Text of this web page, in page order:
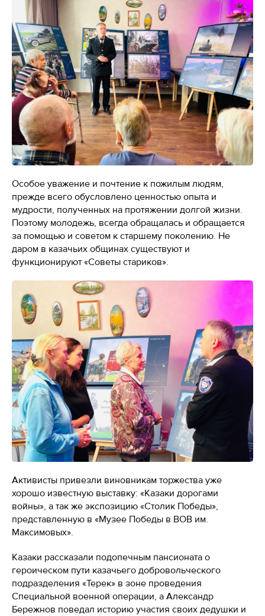
Особое уважение и почтение к пожилым людям,
прежде всего обусловлено ценностью опыта и
мудрости, полученных на протяжении долгой жизни.
Поэтому молодежь, всегда обращалась и обращается
за помощью и советом к старшему поколению. Не
даром в казачьих общинах существуют и
функционируют «Советы стариков».
Активисты привезли виновникам торжества уже
хорошо известную выставку: «Казаки дорогами
войны», а так же экспозицию «Столик Победы»,
представленную в «Музее Победы в ВОВ им.
Максимовых».
Казаки рассказали подопечным пансионата о
героическом пути казачьего добровольческого
подразделения «Терек» в зоне проведения
Специальной военной операции, а Александр
Бережнов поведал историю участия своих дедушки и